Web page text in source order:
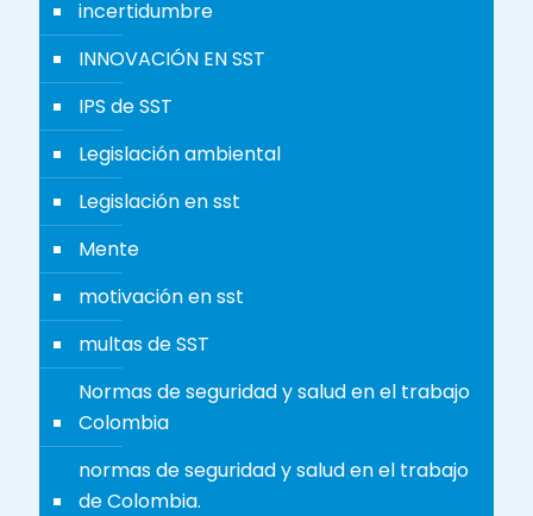
incertidumbre
INNOVACIÓN EN SST
IPS de SST
Legislación ambiental
Legislación en sst
Mente
motivación en sst
multas de SST
Normas de seguridad y salud en el trabajo
Colombia
normas de seguridad y salud en el trabajo
de Colombia.